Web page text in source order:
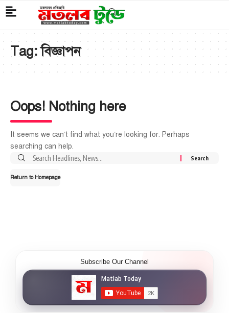
Tag:বিজ্ঞাপন
Oops! Nothing here
It seems we can’t find what you’re looking for. Perhaps
searching can help.
Return to Homepage
Subscribe Our Channel